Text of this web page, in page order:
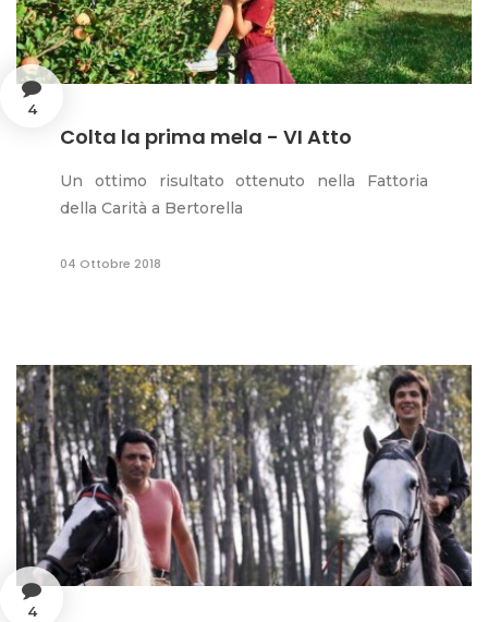
4
Colta la prima mela - VI Atto
Un ottimo risultato ottenuto nella Fattoria
della Carità a Bertorella
04 Ottobre 2018
4